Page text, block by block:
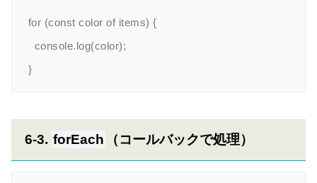
for (const color of items) {
6-3. forEach （コールバックで処理）